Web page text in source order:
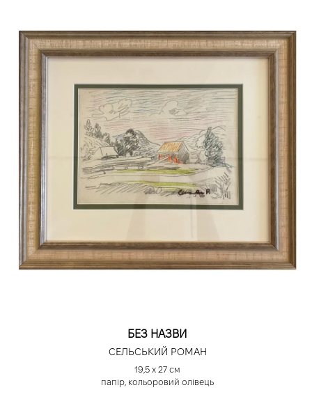
БЕЗ НАЗВИ
СЕЛЬСЬКИЙ РОМАН
19,5 х 27 см
папір, кольоровий олівець